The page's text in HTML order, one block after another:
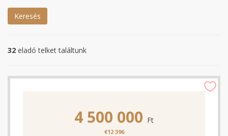
Keresés
32 eladó telket találtunk
4 500 000 Ft
€12 396